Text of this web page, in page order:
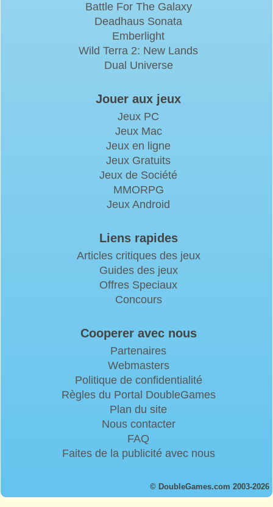
Battle For The Galaxy
Deadhaus Sonata
Emberlight
Wild Terra 2: New Lands
Dual Universe
Jouer aux jeux
Jeux PC
Jeux Mac
Jeux en ligne
Jeux Gratuits
Jeux de Société
MMORPG
Jeux Android
Liens rapides
Articles critiques des jeux
Guides des jeux
Offres Speciaux
Concours
Cooperer avec nous
Partenaires
Webmasters
Politique de confidentialité
Règles du Portal DoubleGames
Plan du site
Nous contacter
FAQ
Faites de la publicité avec nous
© DoubleGames.com 2003-2026